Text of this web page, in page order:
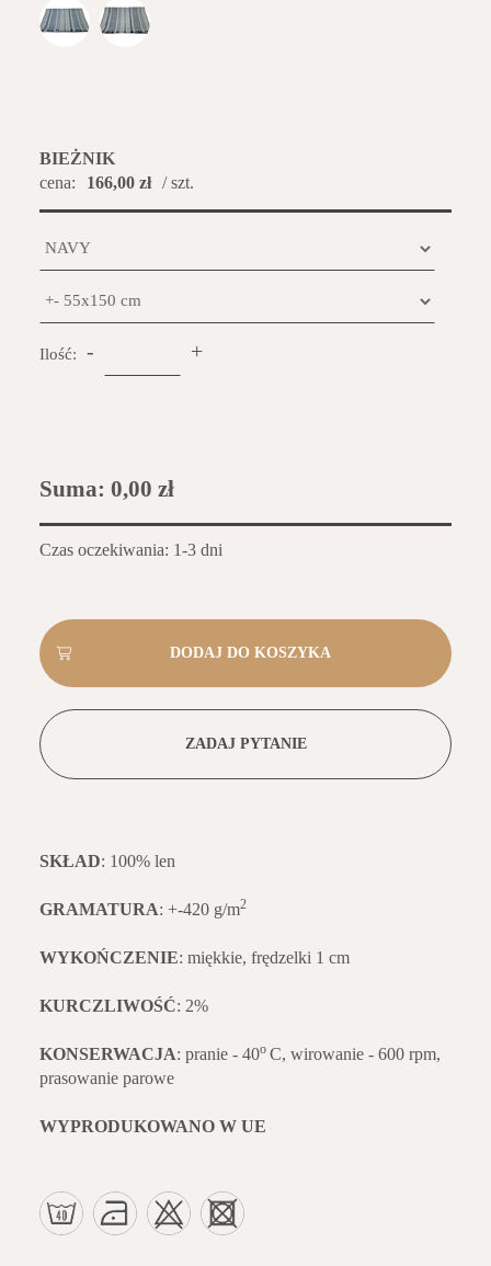
BIEŻNIK
cena:
166,00 zł / szt.
Ilość: - +
Suma: 0,00 zł
Czas oczekiwania: 1-3 dni
ZADAJ PYTANIE
SKŁAD: 100% len
GRAMATURA: +-420 g/m2
WYKOŃCZENIE: miękkie, frędzelki 1 cm
KURCZLIWOŚĆ: 2%
KONSERWACJA: pranie - 40o C, wirowanie - 600 rpm,
prasowanie parowe
WYPRODUKOWANO W UE